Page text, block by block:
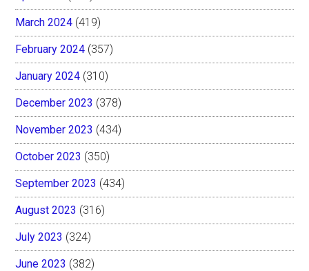
March 2024 (419)
February 2024 (357)
January 2024 (310)
December 2023 (378)
November 2023 (434)
October 2023 (350)
September 2023 (434)
August 2023 (316)
July 2023 (324)
June 2023 (382)